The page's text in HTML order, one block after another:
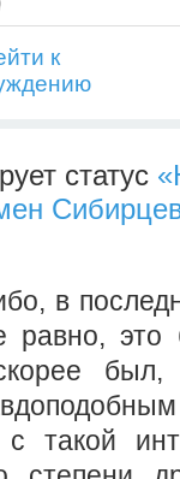
к
статус
в
это
такой